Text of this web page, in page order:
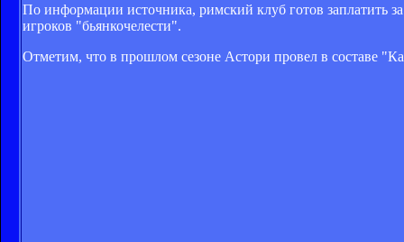
По информации источника, римский клуб готов заплатить
игроков "бьянкочелести".
Отметим, что в прошлом сезоне Астори провел в составе